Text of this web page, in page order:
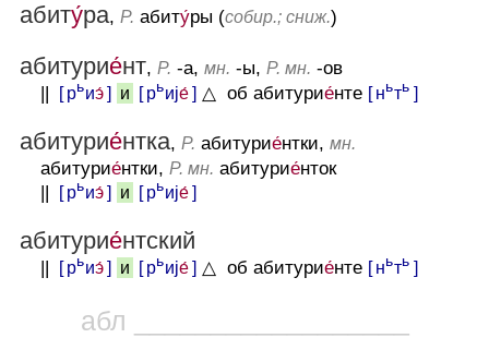
абиту́ра, Р. абиту́ры (собир.; сниж.)
абитурие́нт, Р. -а, мн. -ы, Р. мн. -ов
[ рьиэ́] и [ рьиjе́] △ об абитурие́нте [ ньть ]
абитурие́нтка, Р. абитурие́нтки, мн.
абитурие́нтки, Р. мн. абитурие́нток
[ рьиэ́] и [ рьиjе́]
абитурие́нтский
[ рьиэ́] и [ рьиjе́] △ об абитурие́нте [ ньть ]
абл __________________